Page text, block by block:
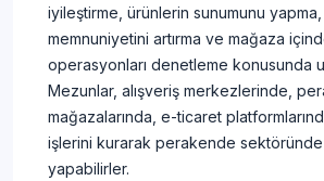
iyileştirme, ürünlerin sunumunu
memnuniyetini artırma ve mağaza
operasyonları denetleme konusunda
Mezunlar, alışveriş merkezlerinde,
mağazalarında, e-ticaret
işlerini kurarak perakende
yapabilirler.